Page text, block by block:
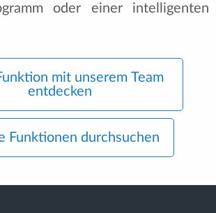
oder einer intelligenten
mit unserem Team
entdecken
Funktionen durchsuchen